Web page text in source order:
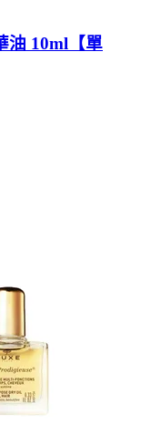
油 10ml【單